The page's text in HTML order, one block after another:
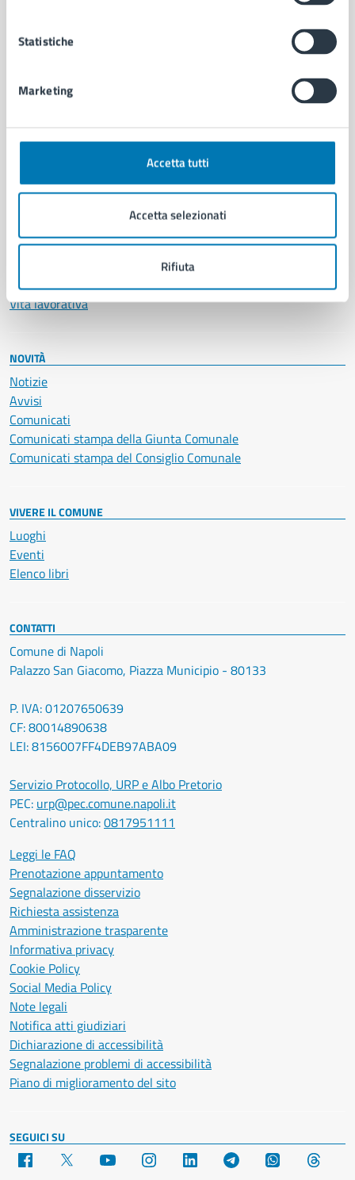
Statistiche
Marketing
Accetta tutti
Accetta selezionati
Rifiuta
Intranet, posta aziendale e protocollo
CATEGORIE DI SERVIZIO
Documenti e certificati
Educazione e formazione
Imprese e commercio
Salute, benessere e assistenza
Servizi Cimiteriali
Vita lavorativa
NOVITÀ
Notizie
Avvisi
Comunicati
Comunicati stampa della Giunta Comunale
Comunicati stampa del Consiglio Comunale
VIVERE IL COMUNE
Luoghi
Eventi
Elenco libri
CONTATTI
Comune di Napoli
Palazzo San Giacomo, Piazza Municipio - 80133
P. IVA: 01207650639
CF: 80014890638
LEI: 8156007FF4DEB97ABA09
Servizio Protocollo, URP e Albo Pretorio
PEC: urp@pec.comune.napoli.it
Centralino unico:0817951111
Leggi le FAQ
Prenotazione appuntamento
Segnalazione disservizio
Richiesta assistenza
Amministrazione trasparente
Informativa privacy
Cookie Policy
Social Media Policy
Note legali
Notifica atti giudiziari
Dichiarazione di accessibilità
Segnalazione problemi di accessibilità
Piano di miglioramento del sito
SEGUICI SU
Facebook YouTube Instagram LinkedIn Telegram WhatsApp